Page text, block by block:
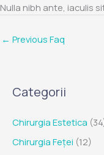
Nulla nibh ante, iaculis
← Previous Faq
Categorii
Chirurgia Estetica
Chirurgia Feței (12)